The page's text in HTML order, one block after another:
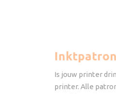
Is jouw printer
printer. Alle